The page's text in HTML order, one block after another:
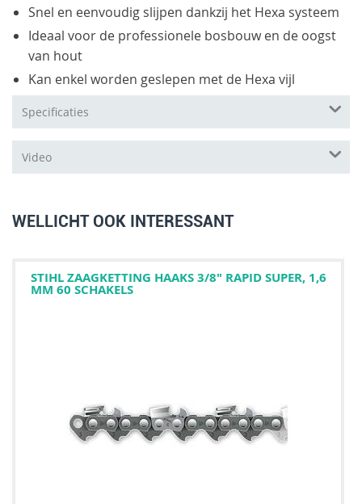
Snel en eenvoudig slijpen dankzij het Hexa systeem
Ideaal voor de professionele bosbouw en de oogst
van hout
Kan enkel worden geslepen met de Hexa vijl
Specificaties
Video
WELLICHT OOK INTERESSANT
STIHL ZAAGKETTING HAAKS 3/8" RAPID SUPER, 1,6
MM 60 SCHAKELS